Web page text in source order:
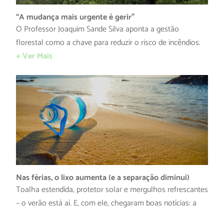
“A mudança mais urgente é gerir”
O Professor Joaquim Sande Silva aponta a gestão
florestal como a chave para reduzir o risco de incêndios.
+ Ver Mais
Nas férias, o lixo aumenta (e a separação diminui)
Toalha estendida, protetor solar e mergulhos refrescantes
– o verão está aí. E, com ele, chegaram boas notícias: a